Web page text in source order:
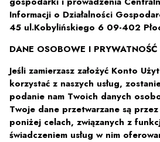
Informacji o Działalności
45 ul.Kobylińskiego 6 09-402
DANE OSOBOWE I PRYWATNOŚĆ
Jeśli zamierzasz założyć Konto
korzystać z naszych usług,
podanie nam Twoich danych
Twoje dane przetwarzane są przez
poniżej celach, związanych z
świadczeniem usług w nim